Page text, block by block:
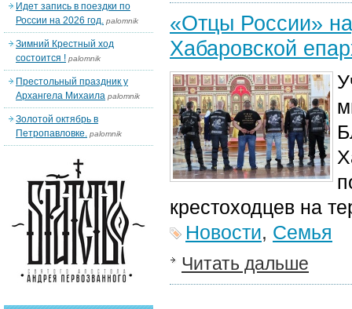
«Отцы России»
Хабаровской
крестоходцев на
Новости, Семья
Читать дальше
Идет запись в поездки по
России на 2026 год. palomnik
Зимний Крестный ход
состоится ! palomnik
Престольный праздник у
Архангела Михаила palomnik
Золотой октябрь в
Петропавловке. palomnik